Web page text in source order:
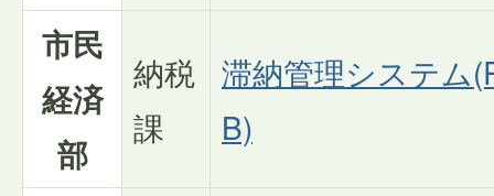
市民
経済
部
納税
課
滞納管理システム
B)